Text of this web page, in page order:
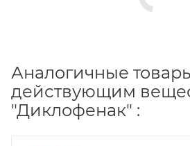
Аналогичные
действующим
"Диклофенак" :